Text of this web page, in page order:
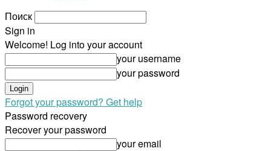
Поиск
Sign in
Welcome! Log into your account
your username
your password
Forgot your password? Get help
Password recovery
Recover your password
your email